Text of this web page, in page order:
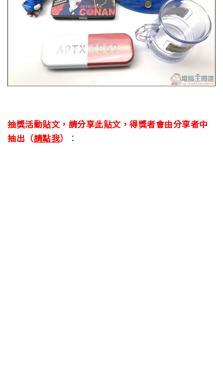
抽獎活動貼文，請分享此貼文，得獎者會由分享者中
抽出（請點我） ：